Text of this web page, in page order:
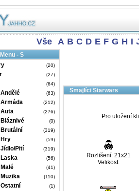
Vše A B C D E F G H I
Menu - S
(20)
(27)
(64)
(63)
(212)
(276)
(0)
(319)
(59)
Pití (319)
(56)
(41)
(110)
(1)
Smajlíci Starwars
Pro uložení
Rozlišení: 21x21
Velikost: